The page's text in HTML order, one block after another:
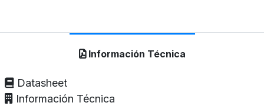
Información Técnica
Datasheet
Información Técnica